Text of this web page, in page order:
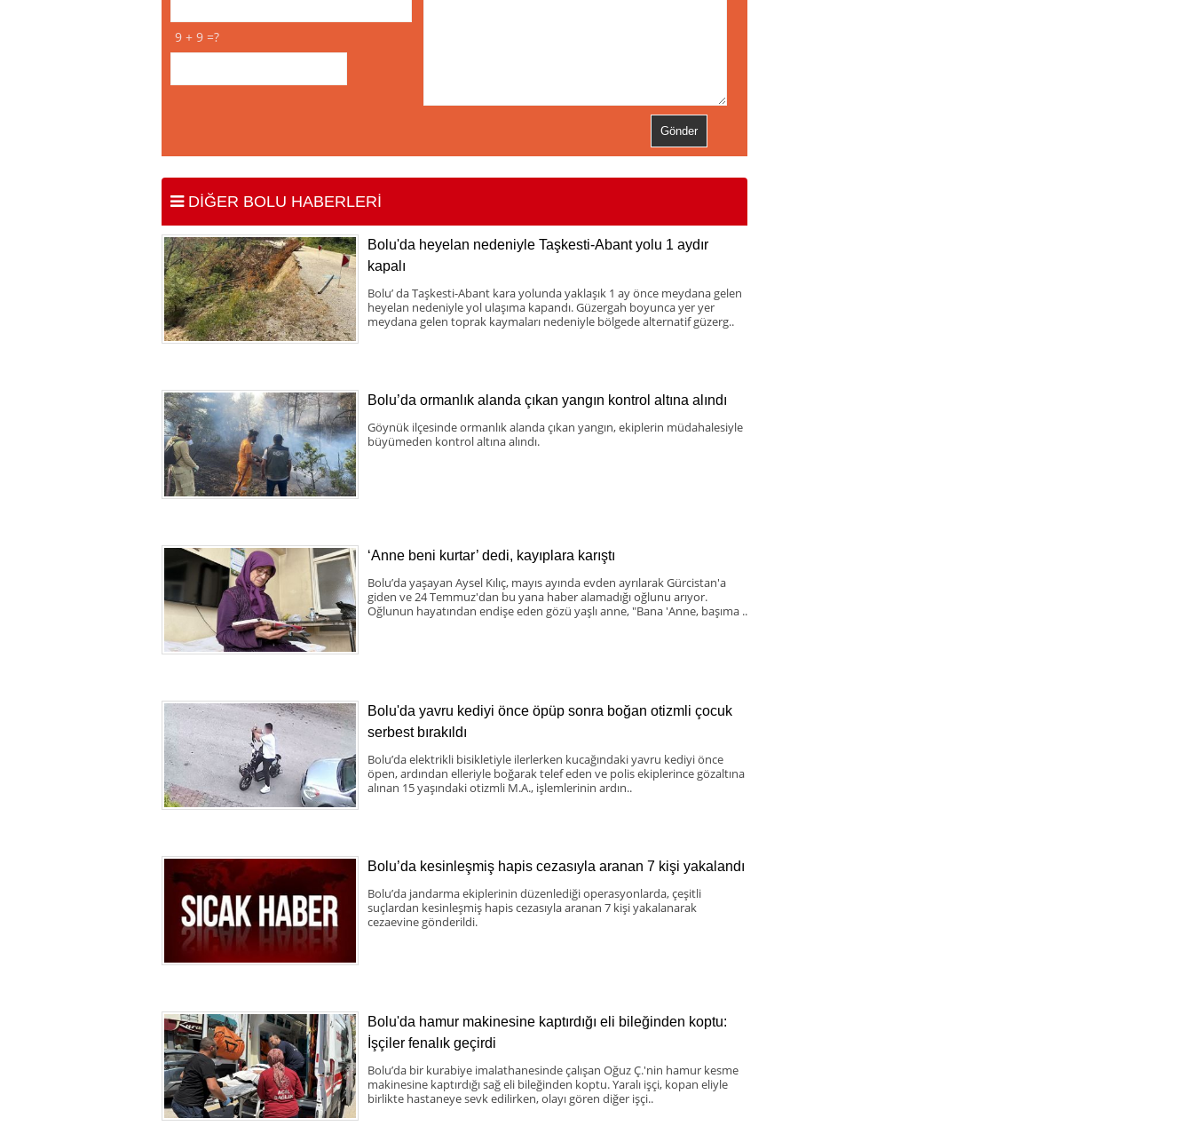
9 + 9 =?
DİĞER BOLU HABERLERİ
Bolu'da heyelan nedeniyle Taşkesti-Abant yolu 1 aydır
kapalı
Bolu’ da Taşkesti-Abant kara yolunda yaklaşık 1 ay önce meydana gelen
heyelan nedeniyle yol ulaşıma kapandı. Güzergah boyunca yer yer
meydana gelen toprak kaymaları nedeniyle bölgede alternatif güzerg..
Bolu’da ormanlık alanda çıkan yangın kontrol altına alındı
Göynük ilçesinde ormanlık alanda çıkan yangın, ekiplerin müdahalesiyle
büyümeden kontrol altına alındı.
‘Anne beni kurtar’ dedi, kayıplara karıştı
Bolu’da yaşayan Aysel Kılıç, mayıs ayında evden ayrılarak Gürcistan'a
giden ve 24 Temmuz'dan bu yana haber alamadığı oğlunu arıyor.
Oğlunun hayatından endişe eden gözü yaşlı anne, "Bana 'Anne, başıma ..
Bolu'da yavru kediyi önce öpüp sonra boğan otizmli çocuk
serbest bırakıldı
Bolu’da elektrikli bisikletiyle ilerlerken kucağındaki yavru kediyi önce
öpen, ardından elleriyle boğarak telef eden ve polis ekiplerince gözaltına
alınan 15 yaşındaki otizmli M.A., işlemlerinin ardın..
Bolu’da kesinleşmiş hapis cezasıyla aranan 7 kişi yakalandı
Bolu’da jandarma ekiplerinin düzenlediği operasyonlarda, çeşitli
suçlardan kesinleşmiş hapis cezasıyla aranan 7 kişi yakalanarak
cezaevine gönderildi.
Bolu'da hamur makinesine kaptırdığı eli bileğinden koptu:
İşçiler fenalık geçirdi
Bolu’da bir kurabiye imalathanesinde çalışan Oğuz Ç.'nin hamur kesme
makinesine kaptırdığı sağ eli bileğinden koptu. Yaralı işçi, kopan eliyle
birlikte hastaneye sevk edilirken, olayı gören diğer işçi..